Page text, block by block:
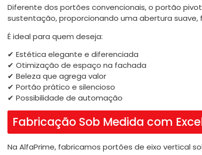
Diferente dos portões convencionais, o portão
sustentação, proporcionando uma abertura suave,
É ideal para quem deseja:
✔ Estética elegante e diferenciada
✔ Otimização de espaço na fachada
✔ Beleza que agrega valor
✔ Portão prático e silencioso
✔ Possibilidade de automação
Fabricação Sob Medida com
Na AlfaPrime, fabricamos portões de eixo vertical